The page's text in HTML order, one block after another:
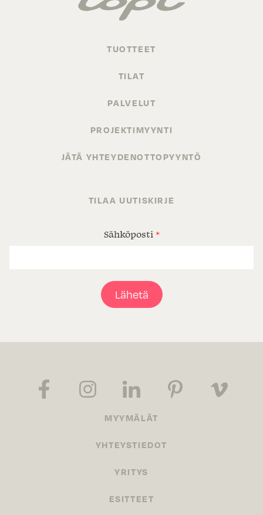
TUOTTEET
TILAT
PALVELUT
PROJEKTIMYYNTI
JÄTÄ YHTEYDENOTTOPYYNTÖ
TILAA UUTISKIRJE
Sähköposti *
Lähetä
MYYMÄLÄT
YHTEYSTIEDOT
YRITYS
ESITTEET